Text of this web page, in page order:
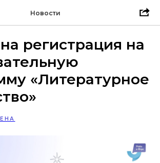
Новости
регистрация на
«Литературное